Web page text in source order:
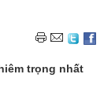
trọng nhất